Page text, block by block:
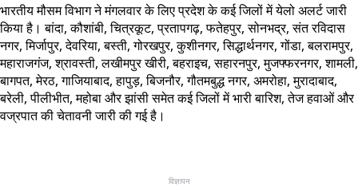
भारतीय मौसम विभाग ने मंगलवार के लिए प्रदेश के कई जिलों में येलो अलर्ट जारी
किया है। बांदा, कौशांबी, चित्रकूट, प्रतापगढ़, फतेहपुर, सोनभद्र, संत रविदास
नगर, मिर्जापुर, देवरिया, बस्ती, गोरखपुर, कुशीनगर, सिद्धार्थनगर, गोंडा, बलरामपुर,
महाराजगंज, श्रावस्ती, लखीमपुर खीरी, बहराइच, सहारनपुर, मुजफ्फरनगर, शामली,
बागपत, मेरठ, गाजियाबाद, हापुड़, बिजनौर, गौतमबुद्ध नगर, अमरोहा, मुरादाबाद,
बरेली, पीलीभीत, महोबा और झांसी समेत कई जिलों में भारी बारिश, तेज हवाओं और
वज्रपात की चेतावनी जारी की गई है।
विज्ञापन